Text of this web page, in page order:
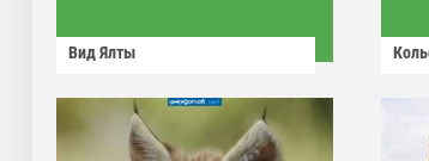
Вид Ялты